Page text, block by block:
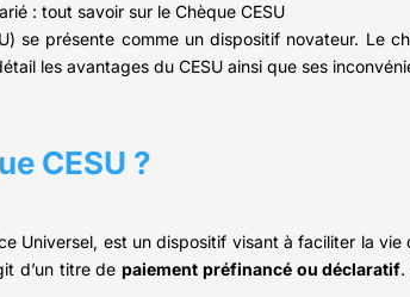
: tout savoir sur le Chèque CESU
se présente comme un dispositif novateur. Le
les avantages du CESU ainsi que ses
CESU ?
Universel, est un dispositif visant à faciliter la
d’un titre depaiement préfinancé ou déclaratif.